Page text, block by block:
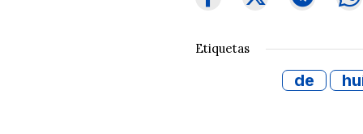
Etiquetas
de